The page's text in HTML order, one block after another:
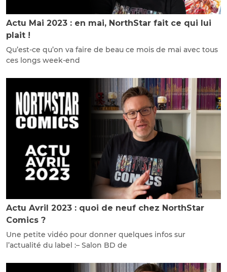
Actu Mai 2023 : en mai, NorthStar fait ce qui lui
plait !
Qu’est-ce qu’on va faire de beau ce mois de mai avec tous
ces longs week-end
Actu Avril 2023 : quoi de neuf chez NorthStar
Comics ?
Une petite vidéo pour donner quelques infos sur
l’actualité du label :– Salon BD de